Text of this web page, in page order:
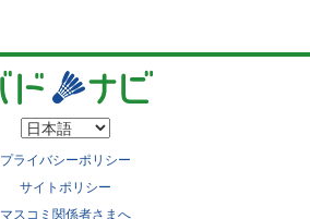
プライバシーポリシー
サイトポリシー
マスコミ関係者さまへ